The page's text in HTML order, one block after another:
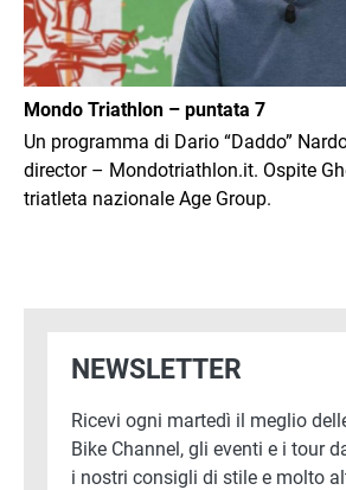
Mondo Triathlon – puntata 7
Un programma di Dario “Daddo”
director – Mondotriathlon.it. Ospite
triatleta nazionale Age Group.
NEWSLETTER
Ricevi ogni martedì il meglio
Bike Channel, gli eventi e i tour
i nostri consigli di stile e molto